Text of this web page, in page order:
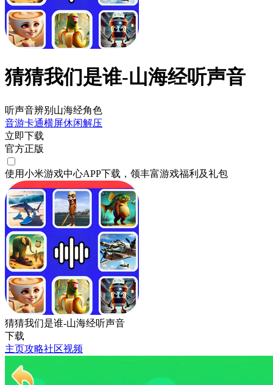
猜猜我们是谁-山海经听声音
听声音辨别山海经角色
音游卡通横屏休闲解压
立即下载
官方正版
使用小米游戏中心APP下载 ，领丰富游戏福利 及礼包
猜猜我们是谁-山海经听声音
下载
主页攻略社区视频